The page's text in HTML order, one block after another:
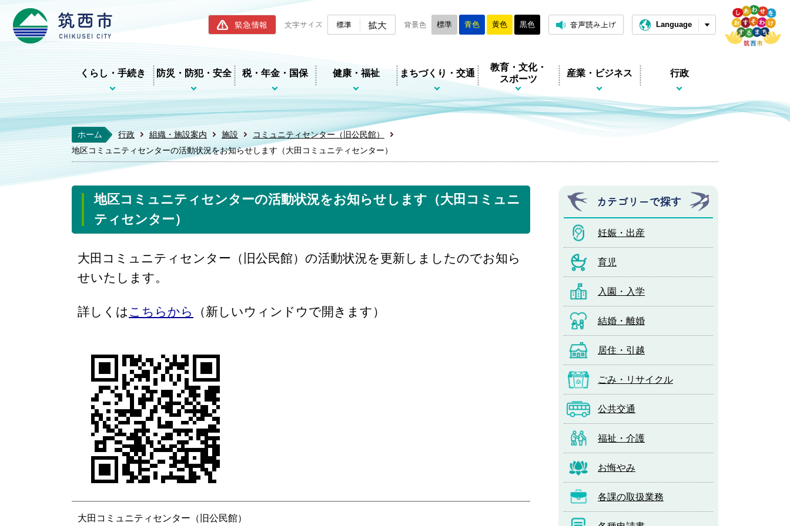
筑西市ホームページ
緊急情報 文字サイズ 標準 拡大 背景色 標準 青色 黄色 黒色 音声読み上げ Language
くらし・手続き 防災・防犯・安全 税・年金・国保 健康・福祉 まちづくり・交通
教育・文化・
スポーツ
産業・ビジネス 行政
ホーム 行政 組織・施設案内 施設
コミュニティセンター（旧公民館）
地区コミュニティセンターの活動状況をお知らせします（大田コミュニティセンター）
地区コミュニティセンターの活動状況をお知らせします（大田コミュニ
ティセンター）
大田コミュニティセンター（旧公民館）の活動状況を更新しましたのでお知ら
せいたします。
詳しくは こちらから （新しいウィンドウで開きます）
大田コミュニティセンター（旧公民館）
カテゴリーで探す
妊娠・出産
育児
入園・入学
結婚・離婚
居住・引越
ごみ・リサイクル
公共交通
福祉・介護
お悔やみ
各課の取扱業務